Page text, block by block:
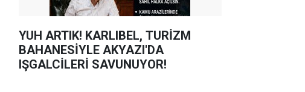
YUH ARTIK! KARLIBEL, TURİZM
BAHANESİYLE AKYAZI'DA
IŞGALCİLERİ SAVUNUYOR!